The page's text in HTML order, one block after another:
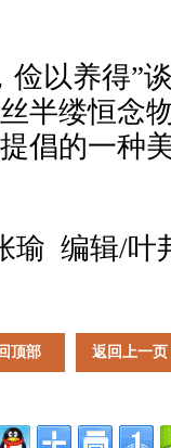
以养得”
半缕恒念
倡的一种
瑜 编辑/叶
顶部 返回上一页